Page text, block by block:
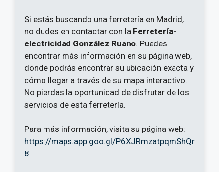
Si estás buscando una ferretería en Madrid,
no dudes en contactar con la Ferretería-
electricidad González Ruano. Puedes
encontrar más información en su página web,
donde podrás encontrar su ubicación exacta y
cómo llegar a través de su mapa interactivo.
No pierdas la oportunidad de disfrutar de los
servicios de esta ferretería.
Para más información, visita su página web:
https://maps.app.goo.gl/P6XJRmzatpqmShQr
8